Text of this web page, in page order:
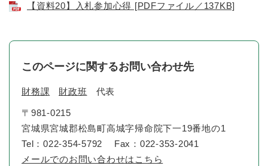
【資料20】入札参加心得 [PDFファイル／137KB]
このページに関するお問い合わせ先
財務課 財政班 代表
〒981-0215
宮城県宮城郡松島町高城字帰命院下一19番地の1
Tel：022-354-5792
Fax：022-353-2041
メールでのお問い合わせはこちら